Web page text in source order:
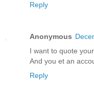
Reply
Anonymous
I want to quote
And you et an
Reply